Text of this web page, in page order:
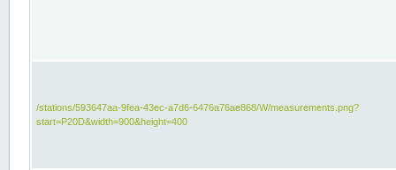
/stations/593647aa-9fea-43ec-a7d6-6476a76ae868/W/measurements.png?
start=P20D&width=900&height=400